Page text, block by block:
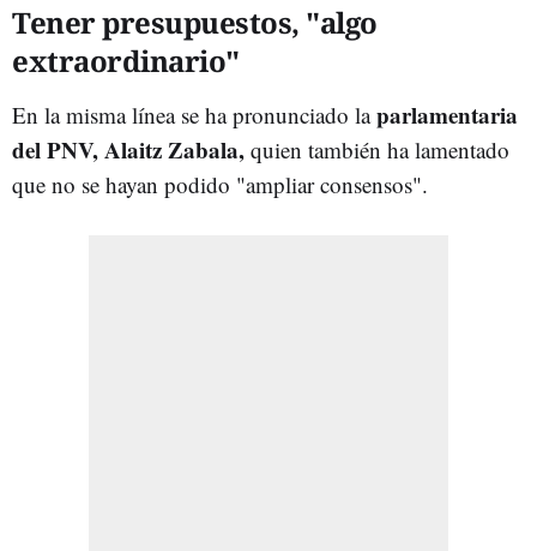
Tener presupuestos, "algo
extraordinario"
En la misma línea se ha pronunciado laparlamentaria
del PNV, Alaitz Zabala, quien también ha lamentado
que no se hayan podido "ampliar consensos".